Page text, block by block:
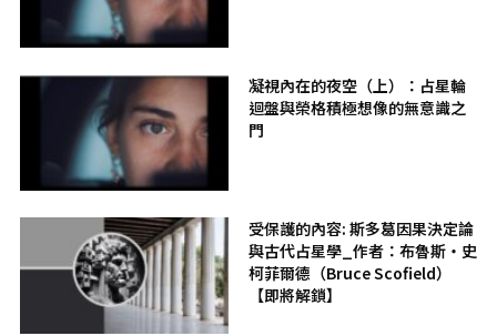
凝視內在的夜空（上）：占星輪
迴盤與榮格積極想像的無意識之
門
受保護的內容: 斯多葛因果決定論
與古代占星學_作者：布魯斯・史
柯菲爾德（Bruce Scofield）
【即將解鎖】